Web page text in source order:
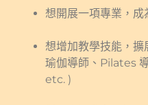
想開展一項專業，
想增加教學技能，
瑜伽導師、Pilates
etc. )